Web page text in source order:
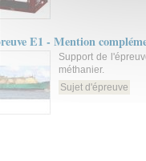
E1 - Mention
Support de
méthanier.
Sujet d'épreuve